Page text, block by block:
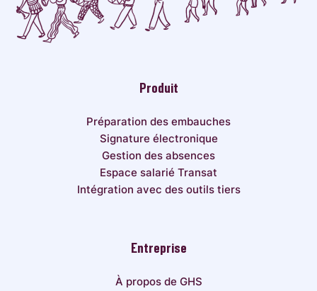
Produit
Préparation des embauches
Signature électronique
Gestion des absences
Espace salarié Transat
Intégration avec des outils tiers
Entreprise
À propos de GHS